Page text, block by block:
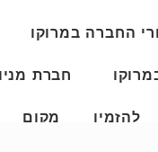
חברת
מקום להזמין